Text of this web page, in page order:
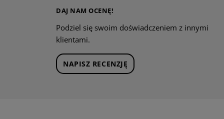
DAJ NAM OCENĘ!
Podziel się swoim doświadczeniem z innymi
klientami.
NAPISZ RECENZJĘ